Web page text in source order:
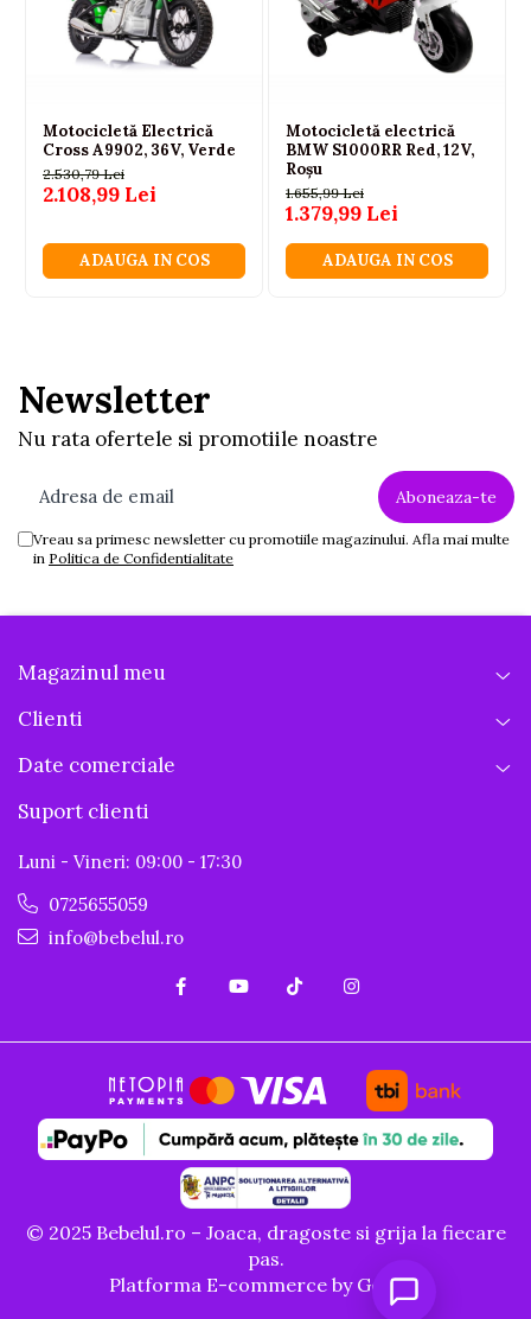
Motocicletă Electrică
Cross A9902, 36V, Verde
2.530,79 Lei
2.108,99 Lei
ADAUGA IN COS
Motocicletă electrică
BMW S1000RR Red, 12V,
Roșu
1.655,99 Lei
1.379,99 Lei
ADAUGA IN COS
Newsletter
Nu rata ofertele si promotiile noastre
Vreau sa primesc newsletter cu promotiile magazinului. Afla mai multe
in Politica de Confidentialitate
Magazinul meu
Clienti
Date comerciale
Suport clienti
Luni - Vineri: 09:00 - 17:30
0725655059
info@bebelul.ro
© 2025 Bebelul.ro – Joaca, dragoste si grija la fiecare
pas.
Platforma E-commerce by Gomag